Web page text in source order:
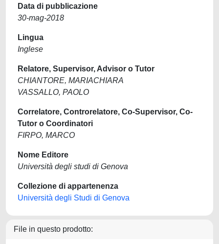
Data di pubblicazione
30-mag-2018
Lingua
Inglese
Relatore, Supervisor, Advisor o Tutor
CHIANTORE, MARIACHIARA
VASSALLO, PAOLO
Correlatore, Controrelatore, Co-Supervisor, Co-
Tutor o Coordinatori
FIRPO, MARCO
Nome Editore
Università degli studi di Genova
Collezione di appartenenza
Università degli Studi di Genova
File in questo prodotto: